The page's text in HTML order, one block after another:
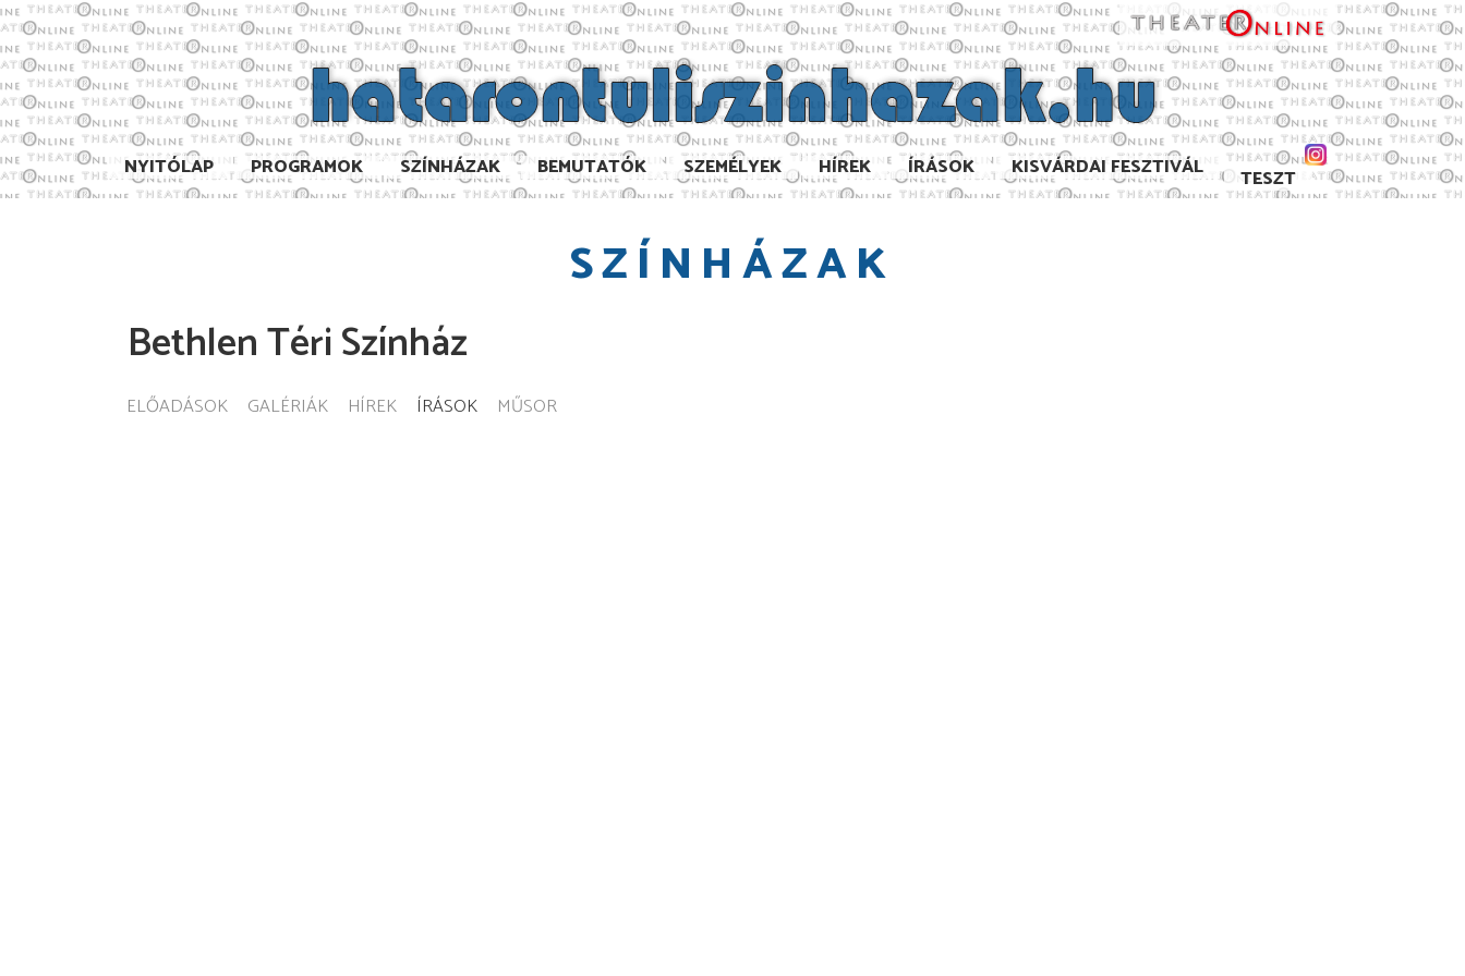
NYITÓLAP PROGRAMOK SZÍNHÁZAK BEMUTATÓK SZEMÉLYEK HÍREK ÍRÁSOK KISVÁRDAI FESZTIVÁL TESZT
SZÍNHÁZAK
Bethlen Téri Színház
ELŐADÁSOK GALÉRIÁK HÍREK ÍRÁSOK MŰSOR